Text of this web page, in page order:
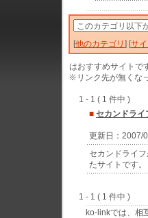
[他のカテゴリ ] [サ
はおすすめサイトで
※リンク先が無くな
1 - 1 ( 1 件中 )
■ セカンドライ
更新日：2007/
セカンドライ
たサイトです。
1 - 1 ( 1 件中 )
ko-linkでは、相